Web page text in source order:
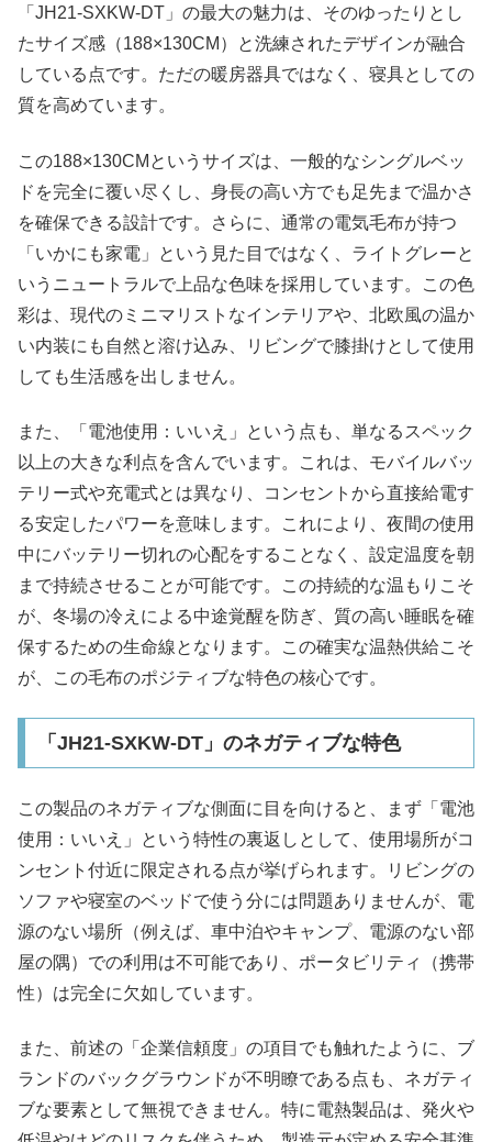
「JH21-SXKW-DT」の最大の魅力は、そのゆったりとし
たサイズ感（188×130CM）と洗練されたデザインが融合
している点です。ただの暖房器具ではなく、寝具としての
質を高めています。
この188×130CMというサイズは、一般的なシングルベッ
ドを完全に覆い尽くし、身長の高い方でも足先まで温かさ
を確保できる設計です。さらに、通常の電気毛布が持つ
「いかにも家電」という見た目ではなく、ライトグレーと
いうニュートラルで上品な色味を採用しています。この色
彩は、現代のミニマリストなインテリアや、北欧風の温か
い内装にも自然と溶け込み、リビングで膝掛けとして使用
しても生活感を出しません。
また、「電池使用：いいえ」という点も、単なるスペック
以上の大きな利点を含んでいます。これは、モバイルバッ
テリー式や充電式とは異なり、コンセントから直接給電す
る安定したパワーを意味します。これにより、夜間の使用
中にバッテリー切れの心配をすることなく、設定温度を朝
まで持続させることが可能です。この持続的な温もりこそ
が、冬場の冷えによる中途覚醒を防ぎ、質の高い睡眠を確
保するための生命線となります。この確実な温熱供給こそ
が、この毛布のポジティブな特色の核心です。
「JH21-SXKW-DT」のネガティブな特色
この製品のネガティブな側面に目を向けると、まず「電池
使用：いいえ」という特性の裏返しとして、使用場所がコ
ンセント付近に限定される点が挙げられます。リビングの
ソファや寝室のベッドで使う分には問題ありませんが、電
源のない場所（例えば、車中泊やキャンプ、電源のない部
屋の隅）での利用は不可能であり、ポータビリティ（携帯
性）は完全に欠如しています。
また、前述の「企業信頼度」の項目でも触れたように、ブ
ランドのバックグラウンドが不明瞭である点も、ネガティ
ブな要素として無視できません。特に電熱製品は、発火や